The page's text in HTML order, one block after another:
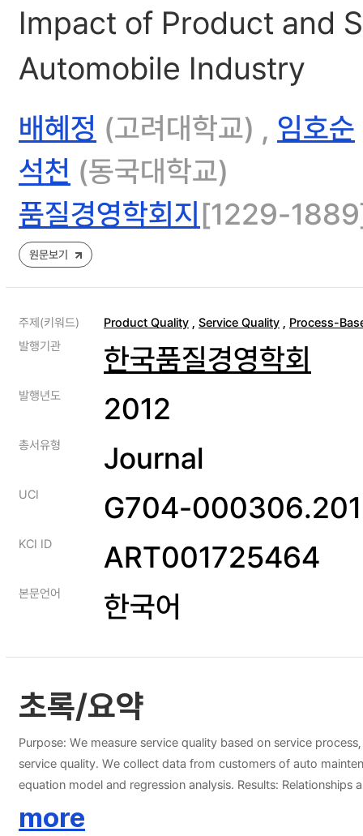
Impact of Product and
Automobile Industry
배혜정 (고려대학교) , 임호순
석천 (동국대학교)
품질경영학회지[1229-
원문보기
주제(키워드) Product Quality , Service Quality , Process-
발행기관
한국품질경영학회
발행년도 2012
총서유형 Journal
UCI G704-
KCI ID ART001725464
본문언어 한국어
초록/요약
Purpose: We measure service quality based on service
service quality. We collect data from customers of auto
equation model and regression analysis. Results:
more